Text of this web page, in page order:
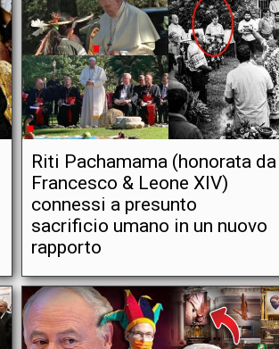
Riti Pachamama (honorata da
Francesco & Leone XIV)
connessi a presunto
sacrificio umano in un nuovo
rapporto